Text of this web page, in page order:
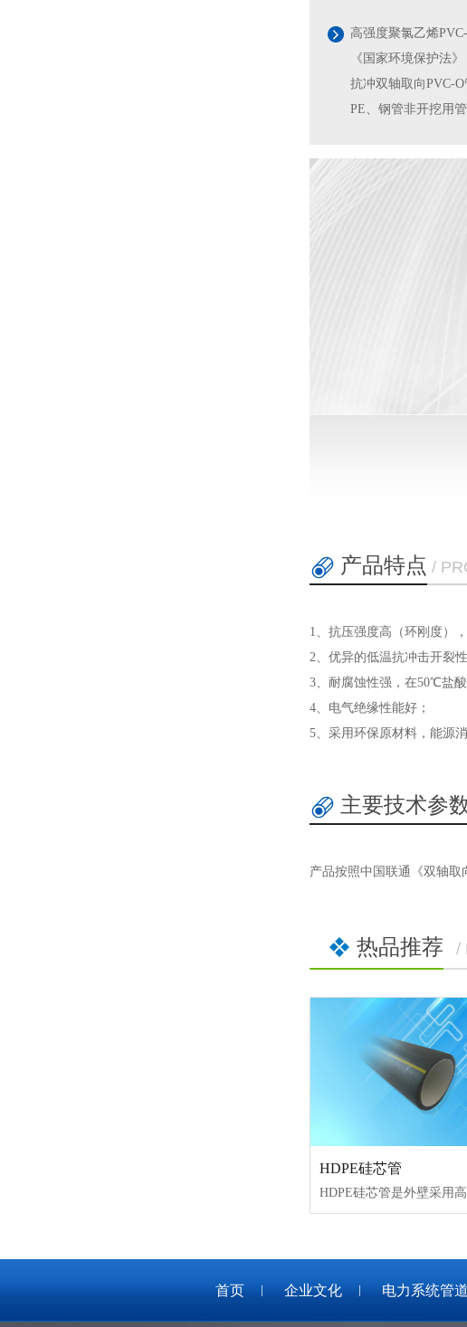
高强度聚氯乙烯
《国家环境保护法
抗冲双轴取向PVC-
PE、钢管非开挖用管
产品特点 /
1、抗压强度高（环刚度）
2、优异的低温抗冲击开裂
3、耐腐蚀性强，在50℃盐
4、电气绝缘性能好；
5、采用环保原材料，能源
主要技术参
产品按照中国联通《双轴取
热品推荐 /
HDPE硅芯管
首页 企业文化 电力系统管道